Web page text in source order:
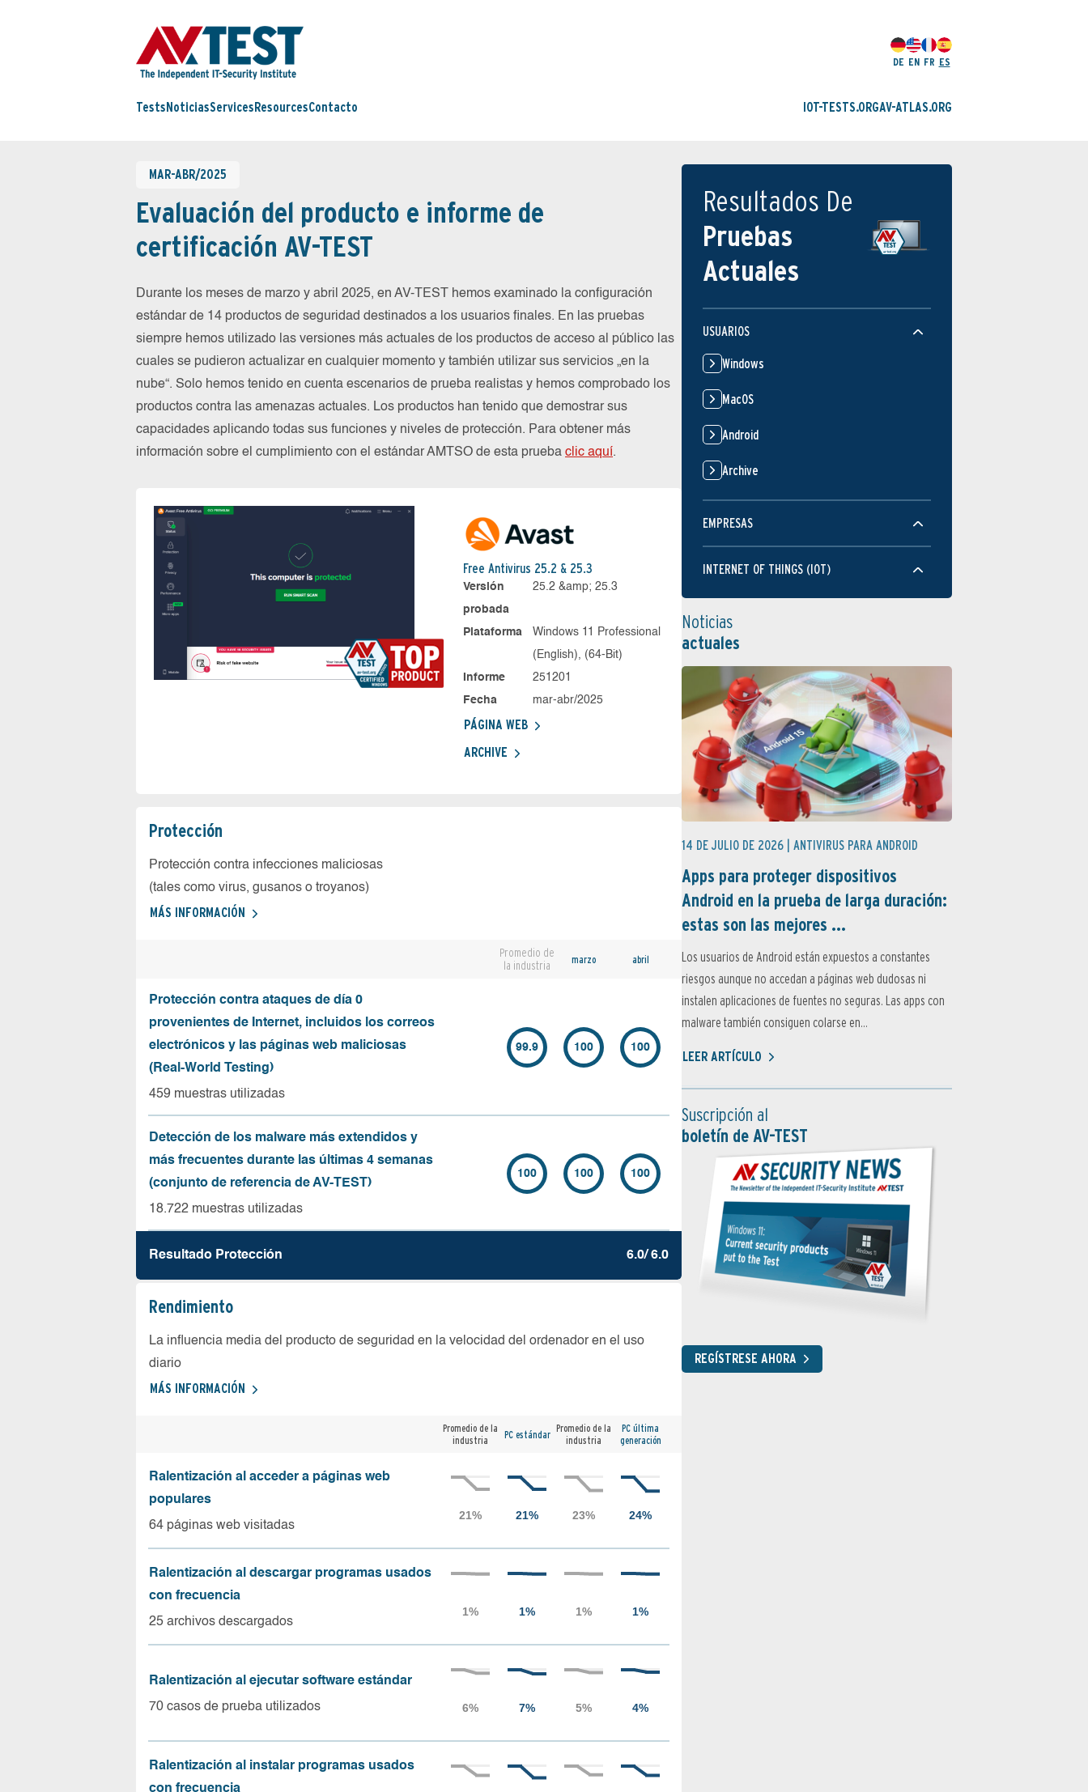
DE EN FR ES
Tests NoticiasServices ResourcesContacto IOT-TESTS.ORGAV-ATLAS.ORG
MAR-ABR/2025
Evaluación del producto e informe de
certificación AV-TEST
Durante los meses de marzo y abril 2025, en AV-TEST hemos examinado la configuración
estándar de 14 productos de seguridad destinados a los usuarios finales. En las pruebas
siempre hemos utilizado las versiones más actuales de los productos de acceso al público las
cuales se pudieron actualizar en cualquier momento y también utilizar sus servicios „en la
nube“. Solo hemos tenido en cuenta escenarios de prueba realistas y hemos comprobado los
productos contra las amenazas actuales. Los productos han tenido que demostrar sus
capacidades aplicando todas sus funciones y niveles de protección. Para obtener más
información sobre el cumplimiento con el estándar AMTSO de esta prueba clic aquí.
Free Antivirus 25.2 & 25.3
Versión
probada
25.2 &amp; 25.3
Plataforma
Windows 11 Professional
(English), (64-Bit)
Informe
251201
Fecha
mar-abr/2025
PÁGINA WEB
ARCHIVE
Protección
Protección contra infecciones maliciosas
(tales como virus, gusanos o troyanos)
MÁS INFORMACIÓN
Promedio de
la industria
marzo abril
Protección contra ataques de día 0
provenientes de Internet, incluidos los correos
electrónicos y las páginas web maliciosas
(Real-World Testing)
459 muestras utilizadas
99.9 100 100
Detección de los malware más extendidos y
más frecuentes durante las últimas 4 semanas
(conjunto de referencia de AV-TEST)
18.722 muestras utilizadas
100 100 100
Resultado Protección 6.0/ 6.0
Rendimiento
La influencia media del producto de seguridad en la velocidad del ordenador en el uso
diario
MÁS INFORMACIÓN
Promedio de la
industria
PC estándar Promedio de la
industria
PC última
generación
Ralentización al acceder a páginas web
populares
64 páginas web visitadas
Ralentización al descargar programas usados
con frecuencia
25 archivos descargados
Ralentización al ejecutar software estándar
70 casos de prueba utilizados
Ralentización al instalar programas usados
con frecuencia
Resultados De
Pruebas
Actuales
USUARIOS
Windows
MacOS
Android
Archive
EMPRESAS
INTERNET OF THINGS (IOT)
Noticias
actuales
14 DE JULIO DE 2026 | ANTIVIRUS PARA ANDROID
Apps para proteger dispositivos
Android en la prueba de larga duración:
estas son las mejores ...
Los usuarios de Android están expuestos a constantes
riesgos aunque no accedan a páginas web dudosas ni
instalen aplicaciones de fuentes no seguras. Las apps con
malware también consiguen colarse en...
LEER ARTÍCULO
Suscripción al
boletín de AV-TEST
REGÍSTRESE AHORA